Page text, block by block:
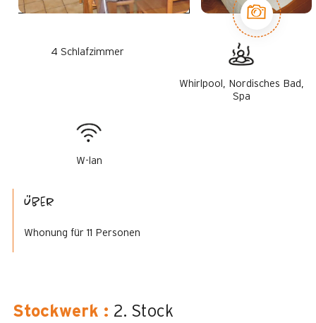
4 Schlafzimmer
Whirlpool, Nordisches Bad,
Spa
W-lan
Über
Whonung für 11 Personen
Stockwerk : 2. Stock